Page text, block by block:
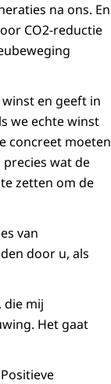
na ons. En
CO2-reductie
en geeft in
we echte winst
concreet moeten
wat de
zetten om de
van
door u, als
die mij
Het gaat